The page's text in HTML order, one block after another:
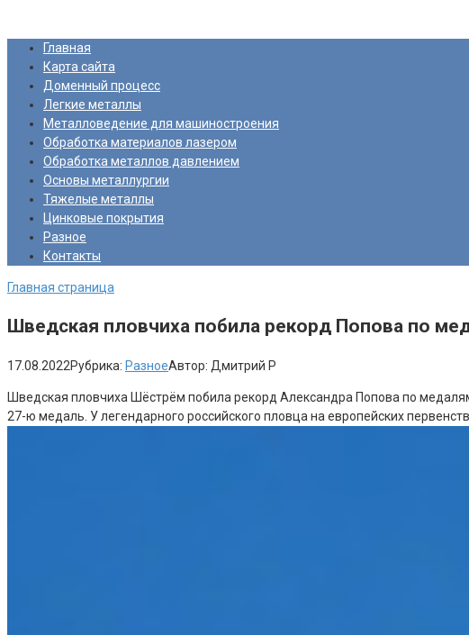
контентуГлавная
Карта сайта
Доменный процесс
Легкие металлы
Металловедение для машиностроения
Обработка материалов лазером
Обработка металлов давлением
Основы металлургии
Тяжелые металлы
Цинковые покрытия
Разное
Контакты
Главная страница
Шведская пловчиха побила рекорд Попова по
17.08.2022Рубрика: РазноеАвтор: Дмитрий Р
Шведская пловчиха Шёстрём побила рекорд Александра Попова по
27-ю медаль. У легендарного российского пловца на европейских